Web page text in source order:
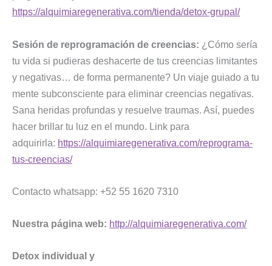
https://alquimiaregenerativa.com/tienda/detox-grupal/
Sesión de reprogramación de creencias: ¿Cómo sería
tu vida si pudieras deshacerte de tus creencias limitantes
y negativas… de forma permanente? Un viaje guiado a tu
mente subconsciente para eliminar creencias negativas.
Sana heridas profundas y resuelve traumas. Así, puedes
hacer brillar tu luz en el mundo. Link para
adquirirla: https://alquimiaregenerativa.com/reprograma-
tus-creencias/
Contacto whatsapp: +52 55 1620 7310
Nuestra página web: http://alquimiaregenerativa.com/
Detox individual y